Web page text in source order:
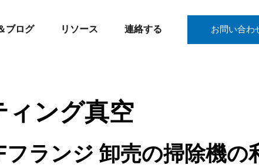
ブログ リソース 連絡する お問い合わ
ィング真空
フランジ 卸売の掃除機の